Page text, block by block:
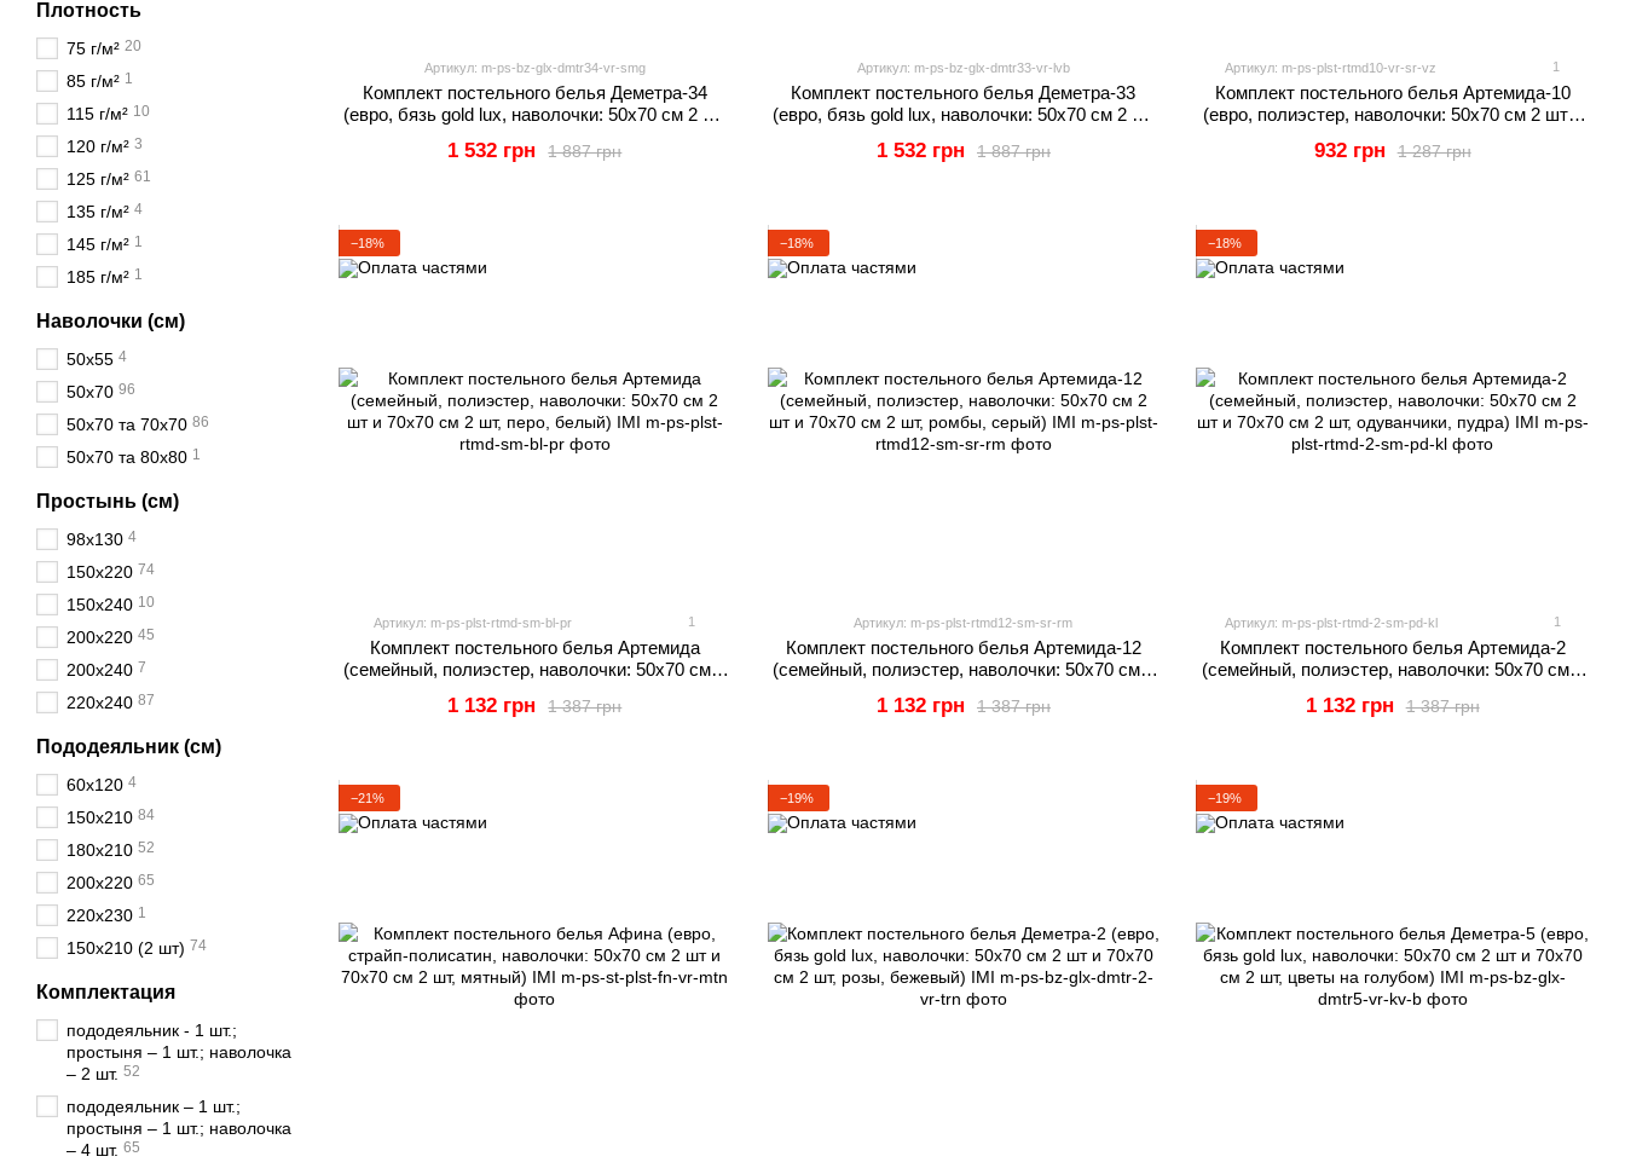
Артикул: m-ps-bz-glx-dmtr34-vr-smg
Комплект постельного белья Деметра-34
(евро, бязь gold lux, наволочки: 50х70 см 2 шт
1 887 грн
1 532 грн
Артикул: m-ps-bz-glx-dmtr33-vr-lvb
Комплект постельного белья Деметра-33
(евро, бязь gold lux, наволочки: 50х70 см 2 шт
1 887 грн
1 532 грн
Артикул: m-ps-plst-rtmd10-vr-sr-vz 1
Комплект постельного белья Артемида-10
(евро, полиэстер, наволочки: 50х70 см 2 шт и
1 287 грн
932 грн
−18%
Артикул: m-ps-plst-rtmd-sm-bl-pr 1
Комплект постельного белья Артемида
(семейный, полиэстер, наволочки: 50х70 см 2
1 387 грн
1 132 грн
−18%
Артикул: m-ps-plst-rtmd12-sm-sr-rm
Комплект постельного белья Артемида-12
(семейный, полиэстер, наволочки: 50х70 см 2
1 387 грн
1 132 грн
−18%
Артикул: m-ps-plst-rtmd-2-sm-pd-kl 1
Комплект постельного белья Артемида-2
(семейный, полиэстер, наволочки: 50х70 см 2
1 387 грн
1 132 грн
−21% −19% −19%
Плотность
75 г/м² 20
85 г/м² 1
115 г/м² 10
120 г/м² 3
125 г/м² 61
135 г/м² 4
145 г/м² 1
185 г/м² 1
Наволочки (см)
50х55 4
50х70 96
50х70 та 70х70 86
50х70 та 80х80 1
Простынь (см)
98х130 4
150х220 74
150х240 10
200х220 45
200х240 7
220х240 87
Пододеяльник (см)
60х120 4
150х210 84
180х210 52
200х220 65
220х230 1
150х210 (2 шт) 74
Комплектация
пододеяльник - 1 шт.;
простыня – 1 шт.; наволочка
– 2 шт. 52
пододеяльник – 1 шт.;
простыня – 1 шт.; наволочка
– 4 шт. 65